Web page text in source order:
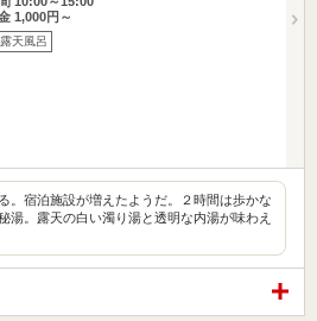
1,000円～
露天風呂
。宿泊施設が増えたようだ。２時間は歩かな
湯。露天の白い濁り湯と透明な内湯が味わえ